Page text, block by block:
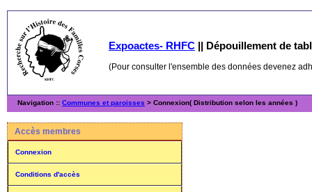
Expoactes- RHFC || Dépouillement de
(Pour consulter l'ensemble des données devenez
Navigation :: Communes et paroisses > Connexion( Distribution selon les années )
Accès membres
Connexion
Conditions d'accès